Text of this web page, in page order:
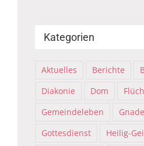
Kategorien
Aktuelles Berichte
Diakonie
Dom
Gemeindeleben
Gottesdienst
Heilig-